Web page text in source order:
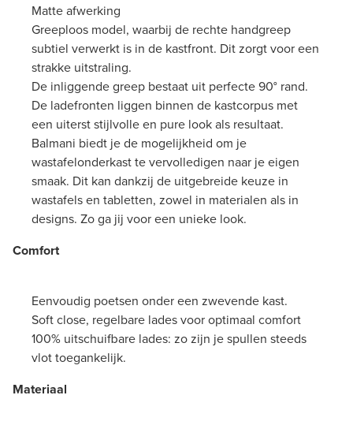
Matte afwerking
Greeploos model, waarbij de rechte handgreep
subtiel verwerkt is in de kastfront. Dit zorgt voor een
strakke uitstraling.
De inliggende greep bestaat uit perfecte 90° rand.
De ladefronten liggen binnen de kastcorpus met
een uiterst stijlvolle en pure look als resultaat.
Balmani biedt je de mogelijkheid om je
wastafelonderkast te vervolledigen naar je eigen
smaak. Dit kan dankzij de uitgebreide keuze in
wastafels en tabletten, zowel in materialen als in
designs. Zo ga jij voor een unieke look.
Comfort
Eenvoudig poetsen onder een zwevende kast.
Soft close, regelbare lades voor optimaal comfort
100% uitschuifbare lades: zo zijn je spullen steeds
vlot toegankelijk.
Materiaal